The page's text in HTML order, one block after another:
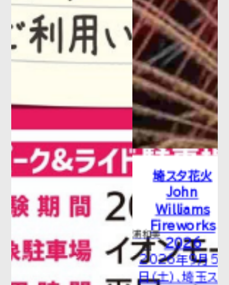
埼スタ花火
John
Williams
Fireworks
2026
2026年9月5
日（土）、埼玉ス
浦和美
園